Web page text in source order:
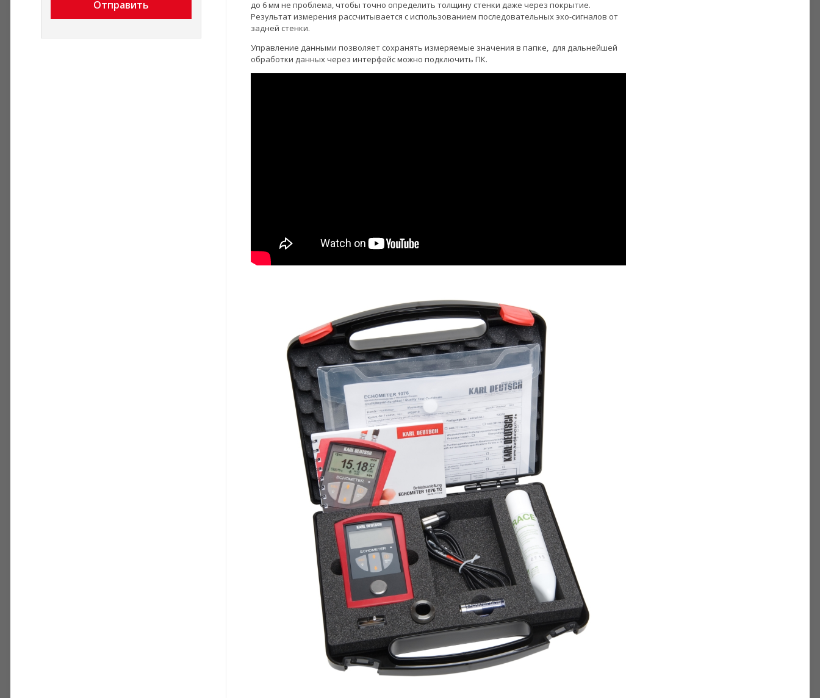
Отправить
до 6 мм не проблема, чтобы точно определить толщину стенки даже через покрытие.
Результат измерения рассчитывается с использованием последовательных эхо-сигналов от
задней стенки.
Управление данными позволяет сохранять измеряемые значения в папке, для дальнейшей
обработки данных через интерфейс можно подключить ПК.